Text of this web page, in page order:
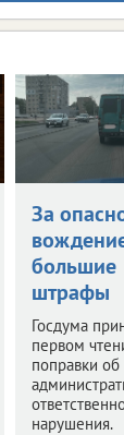
За
большие
штрафы
Госдума
первом
поправки об
нарушения.